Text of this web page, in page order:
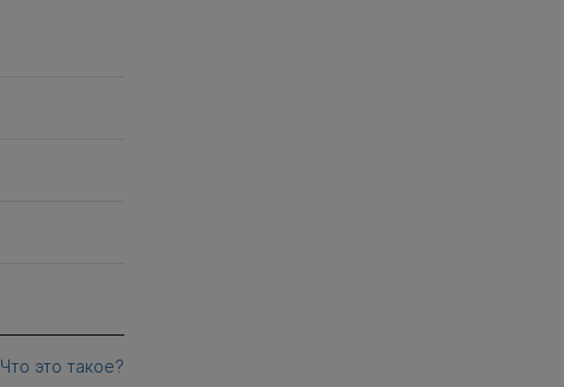
Что это такое?